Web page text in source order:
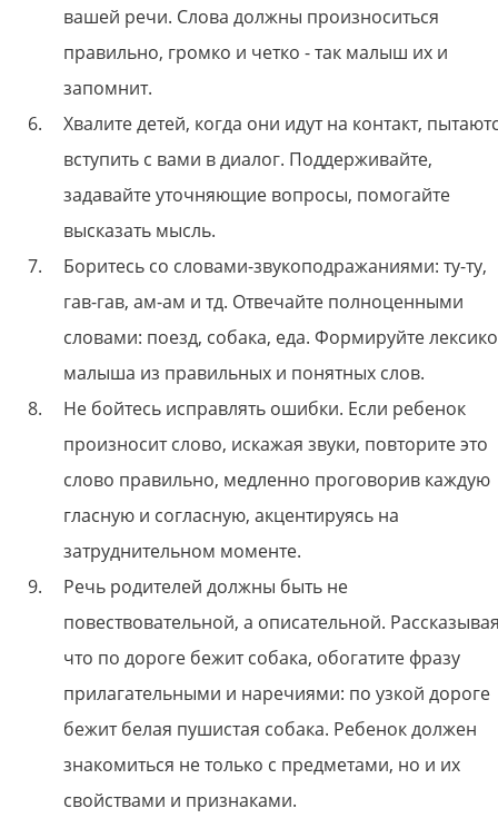
вашей речи. Слова должны произноситься
правильно, громко и четко - так малыш их и
запомнит.
Хвалите детей, когда они идут на контакт,
вступить с вами в диалог. Поддерживайте,
задавайте уточняющие вопросы, помогайте
высказать мысль.
Боритесь со словами-звукоподражаниями: ту-ту,
гав-гав, ам-ам и тд. Отвечайте полноценными
словами: поезд, собака, еда. Формируйте
малыша из правильных и понятных слов.
Не бойтесь исправлять ошибки. Если ребенок
произносит слово, искажая звуки, повторите это
слово правильно, медленно проговорив каждую
гласную и согласную, акцентируясь на
затруднительном моменте.
Речь родителей должны быть не
повествовательной, а описательной.
что по дороге бежит собака, обогатите фразу
прилагательными и наречиями: по узкой дороге
бежит белая пушистая собака. Ребенок должен
знакомиться не только с предметами, но и их
свойствами и признаками.